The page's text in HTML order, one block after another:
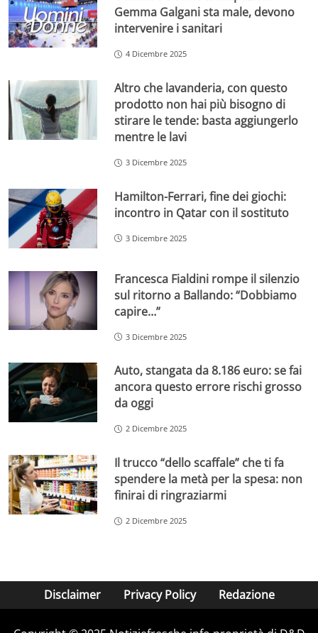
Gemma Galgani sta male, devono
intervenire i sanitari
4 Dicembre 2025
Altro che lavanderia, con questo
prodotto non hai più bisogno di
stirare le tende: basta aggiungerlo
mentre le lavi
3 Dicembre 2025
Hamilton-Ferrari, fine dei giochi:
incontro in Qatar con il sostituto
3 Dicembre 2025
Francesca Fialdini rompe il silenzio
sul ritorno a Ballando: “Dobbiamo
capire…”
3 Dicembre 2025
Auto, stangata da 8.186 euro: se fai
ancora questo errore rischi grosso
da oggi
2 Dicembre 2025
Il trucco “dello scaffale” che ti fa
spendere la metà per la spesa: non
finirai di ringraziarmi
2 Dicembre 2025
Disclaimer Privacy Policy Redazione